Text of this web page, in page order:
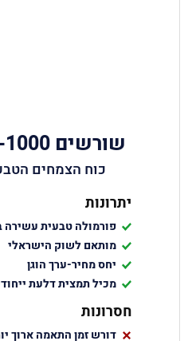
שורשים FULL HR P-1000
כוח הצמחים
יתרונות
פורמולה טבעית עשירה
מותאם לשוק הישראלי
יחס מחיר-ערך הוגן
מכיל תמצית דלעת
חסרונות
דורש זמן התאמה ארוך